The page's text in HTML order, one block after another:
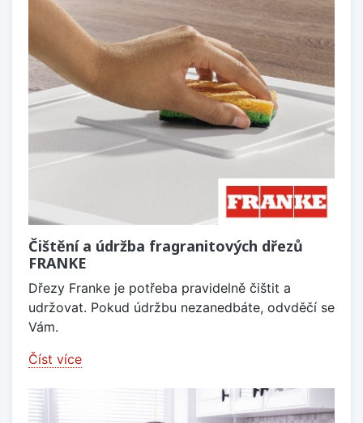
Čištění a údržba fragranitových dřezů
FRANKE
Dřezy Franke je potřeba pravidelně čištit a
udržovat. Pokud údržbu nezanedbáte, odvděčí se
Vám.
Číst více